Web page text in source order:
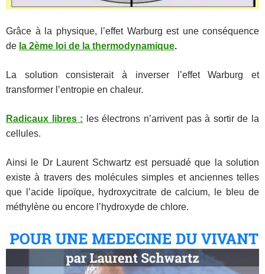
Grâce à la physique, l’effet Warburg est une conséquence
de la 2ème loi de la thermodynamique.
La solution consisterait à inverser l’effet Warburg et
transformer l’entropie en chaleur.
Radicaux libres : les électrons n’arrivent pas à sortir de la
cellules.
Ainsi le Dr Laurent Schwartz est persuadé que la solution
existe à travers des molécules simples et anciennes telles
que l’acide lipoïque, hydroxycitrate de calcium, le bleu de
méthylène ou encore l’hydroxyde de chlore.